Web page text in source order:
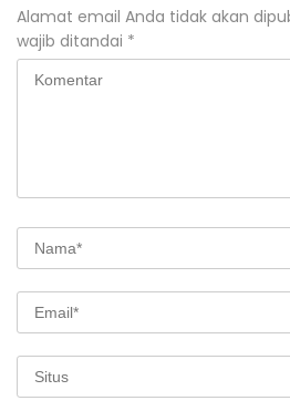
Alamat email Anda tidak akan
wajib ditandai *